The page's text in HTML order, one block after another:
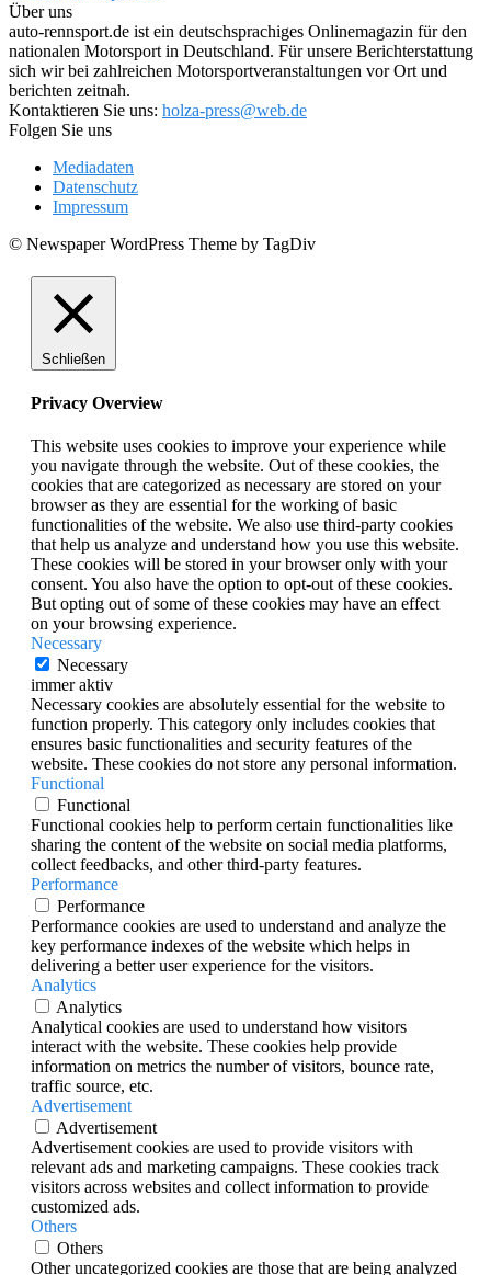
Über uns
auto-rennsport.de ist ein deutschsprachiges Onlinemagazin für den
nationalen Motorsport in Deutschland. Für unsere Berichterstattung
sich wir bei zahlreichen Motorsportveranstaltungen vor Ort und
berichten zeitnah.
Kontaktieren Sie uns: holza-press@web.de
Folgen Sie uns
Mediadaten
Datenschutz
Impressum
© Newspaper WordPress Theme by TagDiv
Schließen
Privacy Overview
This website uses cookies to improve your experience while
you navigate through the website. Out of these cookies, the
cookies that are categorized as necessary are stored on your
browser as they are essential for the working of basic
functionalities of the website. We also use third-party cookies
that help us analyze and understand how you use this website.
These cookies will be stored in your browser only with your
consent. You also have the option to opt-out of these cookies.
But opting out of some of these cookies may have an effect
on your browsing experience.
Necessary
Necessary
immer aktiv
Necessary cookies are absolutely essential for the website to
function properly. This category only includes cookies that
ensures basic functionalities and security features of the
website. These cookies do not store any personal information.
Functional
Functional
Functional cookies help to perform certain functionalities like
sharing the content of the website on social media platforms,
collect feedbacks, and other third-party features.
Performance
Performance
Performance cookies are used to understand and analyze the
key performance indexes of the website which helps in
delivering a better user experience for the visitors.
Analytics
Analytics
Analytical cookies are used to understand how visitors
interact with the website. These cookies help provide
information on metrics the number of visitors, bounce rate,
traffic source, etc.
Advertisement
Advertisement
Advertisement cookies are used to provide visitors with
relevant ads and marketing campaigns. These cookies track
visitors across websites and collect information to provide
customized ads.
Others
Others
Other uncategorized cookies are those that are being analyzed